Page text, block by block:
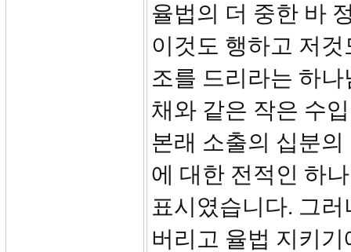
율법의 더 중한 바
이것도 행하고 저
조를 드리라는 하
채와 같은 작은 수
본래 소출의 십분
에 대한 전적인 하
표시였습니다. 그
버리고 율법 지키